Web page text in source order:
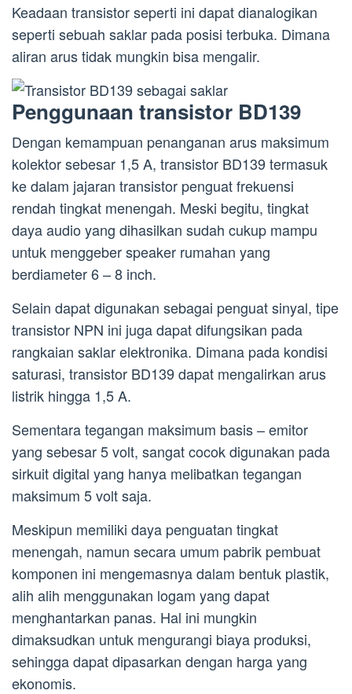
Keadaan transistor seperti ini dapat dianalogikan
seperti sebuah saklar pada posisi terbuka. Dimana
aliran arus tidak mungkin bisa mengalir.
Penggunaan transistor BD139
Dengan kemampuan penanganan arus maksimum
kolektor sebesar 1,5 A, transistor BD139 termasuk
ke dalam jajaran transistor penguat frekuensi
rendah tingkat menengah. Meski begitu, tingkat
daya audio yang dihasilkan sudah cukup mampu
untuk menggeber speaker rumahan yang
berdiameter 6 – 8 inch.
Selain dapat digunakan sebagai penguat sinyal, tipe
transistor NPN ini juga dapat difungsikan pada
rangkaian saklar elektronika. Dimana pada kondisi
saturasi, transistor BD139 dapat mengalirkan arus
listrik hingga 1,5 A.
Sementara tegangan maksimum basis – emitor
yang sebesar 5 volt, sangat cocok digunakan pada
sirkuit digital yang hanya melibatkan tegangan
maksimum 5 volt saja.
Meskipun memiliki daya penguatan tingkat
menengah, namun secara umum pabrik pembuat
komponen ini mengemasnya dalam bentuk plastik,
alih alih menggunakan logam yang dapat
menghantarkan panas. Hal ini mungkin
dimaksudkan untuk mengurangi biaya produksi,
sehingga dapat dipasarkan dengan harga yang
ekonomis.